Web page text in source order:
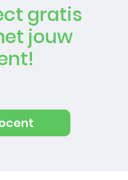
gratis
jouw